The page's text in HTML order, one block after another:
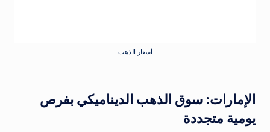
أسعار الذهب
الإمارات: سوق الذهب الديناميكي بفرص
يومية متجددة